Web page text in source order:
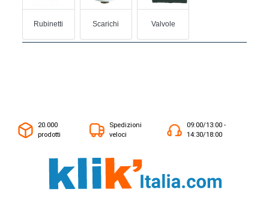
Rubinetti Scarichi Valvole
20.000
prodotti
Spedizioni
veloci
09:00/13:00 -
14:30/18:00